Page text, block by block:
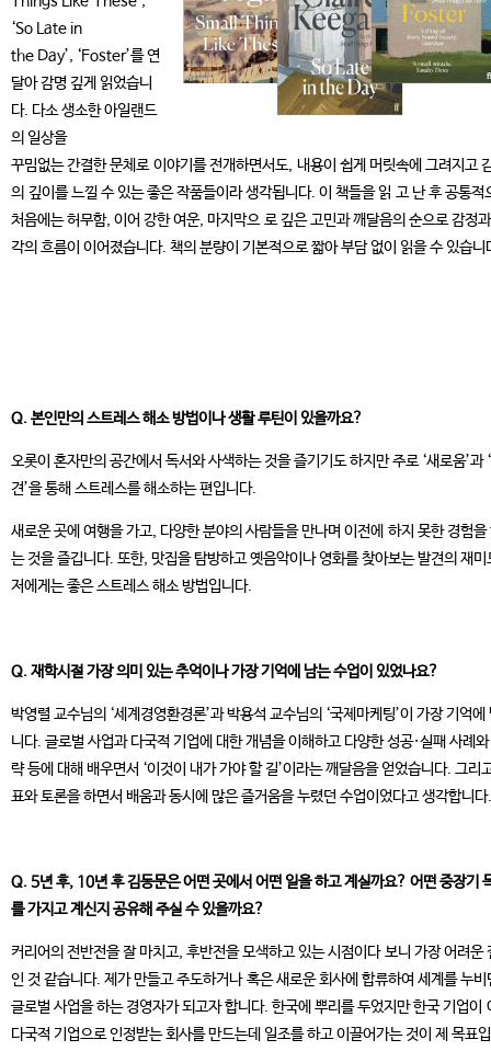
‘So Late in
the Day’, ‘Foster’를 연
달아 감명 깊게 읽었습니
다. 다소 생소한 아일랜드
의 일상을
꾸밈없는 간결한 문체로 이야기를 전개하면서도, 내용이 쉽게 머릿속에 그려지고
의 깊이를 느낄 수 있는 좋은 작품들이라 생각됩니다. 이 책들을 읽 고 난 후 공통적
처음에는 허무함, 이어 강한 여운, 마지막으 로 깊은 고민과 깨달음의 순으로 감정
각의 흐름이 이어졌습니다. 책의 분량이 기본적으로 짧아 부담 없이 읽을 수 있습니
Q. 본인만의 스트레스 해소 방법이나 생활 루틴이 있을까요?
오롯이 혼자만의 공간에서 독서와 사색하는 것을 즐기기도 하지만 주로 ‘새로움’과
견’을 통해 스트레스를 해소하는 편입니다.
새로운 곳에 여행을 가고, 다양한 분야의 사람들을 만나며 이전에 하지 못한 경험을
는 것을 즐깁니다. 또한, 맛집을 탐방하고 옛음악이나 영화를 찾아보는 발견의 재미
저에게는 좋은 스트레스 해소 방법입니다.
Q. 재학시절 가장 의미 있는 추억이나 가장 기억에 남는 수업이 있었나요?
박영렬 교수님의 ‘세계경영환경론’과 박용석 교수님의 ‘국제마케팅’이 가장 기억에
니다. 글로벌 사업과 다국적 기업에 대한 개념을 이해하고 다양한 성공·실패 사례
략 등에 대해 배우면서 ‘이것이 내가 가야 할 길’이라는 깨달음을 얻었습니다. 그리
표와 토론을 하면서 배움과 동시에 많은 즐거움을 누렸던 수업이었다고 생각합니다.
Q. 5년 후, 10년 후 김동문은 어떤 곳에서 어떤 일을 하고 계실까요? 어떤 중장기
를 가지고 계신지 공유해 주실 수 있을까요?
커리어의 전반전을 잘 마치고, 후반전을 모색하고 있는 시점이다 보니 가장 어려운
인 것 같습니다. 제가 만들고 주도하거나 혹은 새로운 회사에 합류하여 세계를 누비
글로벌 사업을 하는 경영자가 되고자 합니다. 한국에 뿌리를 두었지만 한국 기업이
다국적 기업으로 인정받는 회사를 만드는데 일조를 하고 이끌어가는 것이 제 목표